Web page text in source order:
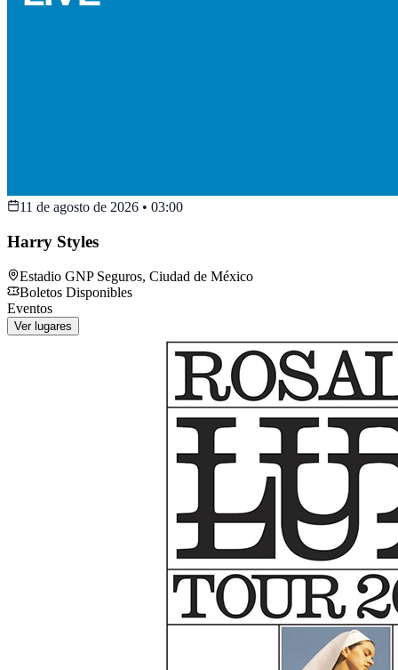
11 de agosto de 2026 • 03:00
Harry Styles
Estadio GNP Seguros, Ciudad de México
Boletos Disponibles
Eventos
Ver lugares